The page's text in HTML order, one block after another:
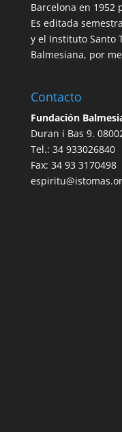
Barcelona en 1952
Es editada
y el Instituto Santo
Balmesiana, por
Contacto
Fundación
Duran i Bas 9.
Tel.: 34 933026840
Fax: 34 93 3170498